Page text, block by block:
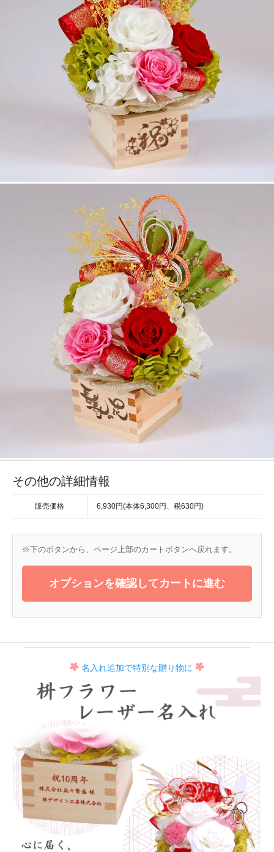
その他の詳細情報
販売価格 6,930円(本体6,300円、税630円)
※下のボタンから、ページ上部のカートボタンへ戻れます。
オプションを確認してカートに進む
名入れ追加で特別な贈り物に